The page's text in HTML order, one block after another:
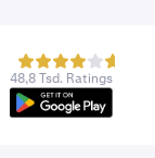
48,8 Tsd. Ratings